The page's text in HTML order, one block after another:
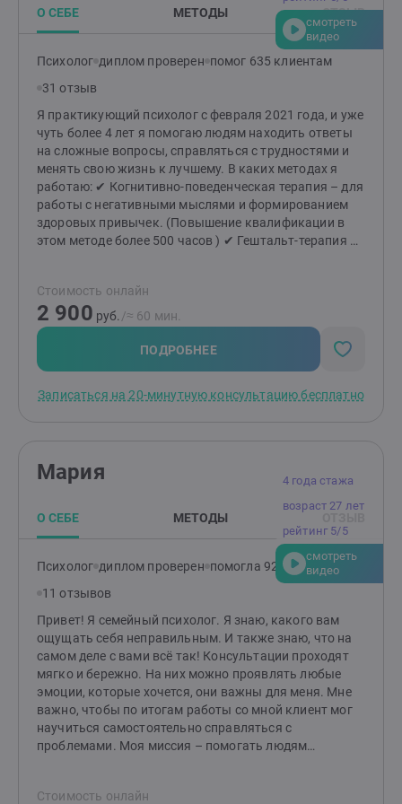
краткосрочном консультировании (как экстренная
помощь),так и в протяженном формате, когда
человек настроен на более глубокие изменения в
жизни. У меня есть один недостаток - мне не
интересно работать только ради денег. И не буду
меняется, когда мы меняемся сами.Приглашаю тех,
кто хочет и готов сделать свою жизнь лучше.
смотреть
видео
О СЕБЕ МЕТОДЫ ОТЗЫВ
Психолог диплом проверен помог 635 клиентам
31 отзыв
Я практикующий психолог с февраля 2021 года, и уже
чуть более 4 лет я помогаю людям находить ответы
на сложные вопросы, справляться с трудностями и
менять свою жизнь к лучшему. В каких методах я
работаю: ✔ Когнитивно-поведенческая терапия – для
работы с негативными мыслями и формированием
здоровых привычек. (Повышение квалификации в
этом методе более 500 часов ) ✔ Гештальт-терапия –
терапия – для разрешения конфликтов и укрепления
семейных связей. ✔ Коучинг – для постановки и
достижения целей, раскрытия вашего потенциала.
Как мы начнём работу? Мы начнём с
ознакомительной беседы. Это время для вас – чтобы
как я могу быть полезен. Если вы ощутите доверие и
опираясь на ваши особенности и потребности. —
принципа: "Прежде всего – не навреди." Ваши чувства,
границы и желания всегда в приоритете. — Гибкость в
методах. Комбинирую техники для достижения
наилучшего результата именно для вас. Что вас
ждёт? Эффективные инструменты, глубокая
поддержка и новый взгляд на привычные проблемы.
Вместе мы найдём ответы и сделаем вашу жизнь
легче, гармоничнее и счастливее. Готовы к первым
шагам? Создайте заявку, и мы начнём ваш путь к
переменам!
Стоимость онлайн
2 900 руб. /≈ 60 мин.
ПОДРОБНЕЕ
Записаться на 20-минутную консультацию бесплатно
4 года стажа
возраст 27 лет
рейтинг 5/5
смотреть
видео
Мария
О СЕБЕ МЕТОДЫ
Психолог диплом проверен помогла 92 клиентам
11 отзывов
Привет! Я семейный психолог. Я знаю, какого вам
ощущать себя неправильным. И также знаю, что на
самом деле с вами всё так! Консультации проходят
мягко и бережно. На них можно проявлять любые
эмоции, которые хочется, они важны для меня. Мне
важно, чтобы по итогам работы со мной клиент мог
научиться самостоятельно справляться с
проблемами. Моя миссия – помогать людям
работы вам отзываются, то буду рада видеть вас на
Стоимость онлайн